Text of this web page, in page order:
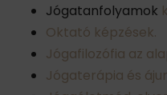
Jógatanfolyamok
Oktató képzések.
Jógafilozófia az
Jógaterápia és